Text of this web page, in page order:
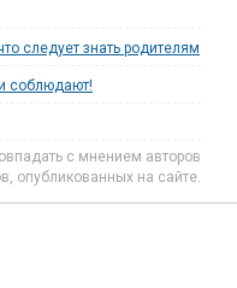
следует знать родителям
соблюдают!
с мнением авторов
опубликованных на сайте.